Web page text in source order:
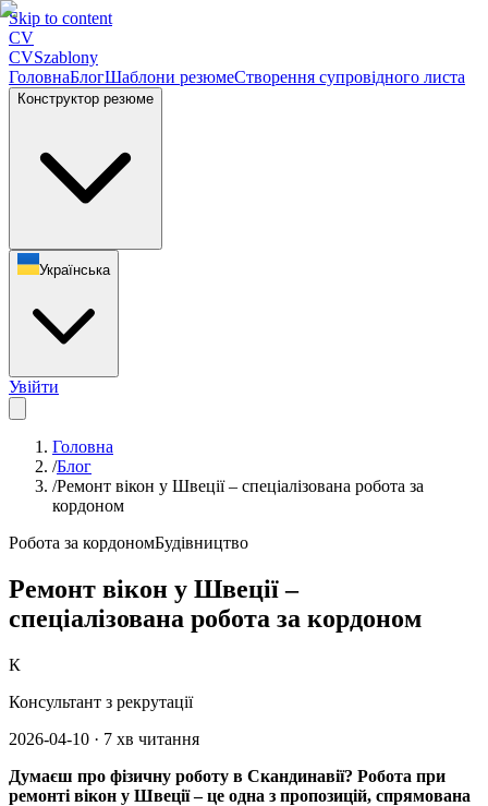
Skip to content
CV
CVSzablony
ГоловнаБлогШаблони резюмеСтворення супровідного листа
Конструктор резюме
Українська
Увійти
Головна
/Блог
/Ремонт вікон у Швеції – спеціалізована робота за
кордоном
Робота за кордономБудівництво
Ремонт вікон у Швеції –
спеціалізована робота за кордоном
К
Консультант з рекрутації
2026-04-10 · 7 хв читання
Думаєш про фізичну роботу в Скандинавії? Робота при
ремонті вікон у Швеції – це одна з пропозицій, спрямована